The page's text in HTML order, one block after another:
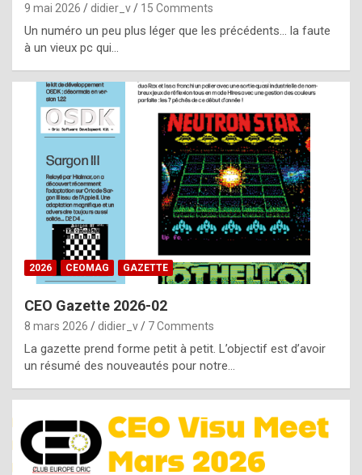
e
f
o
m
m
a
y
b
e
b
y
g
e
n
u
i
n
e
9 mai 2026 didier_v 15 Comments
Un numéro un peu plus léger que les précédents… la faute
à un vieux pc qui…
2026 CEOMAG GAZETTE
CEO Gazette 2026-02
8 mars 2026 didier_v 7 Comments
La gazette prend forme petit à petit. L’objectif est d’avoir
un résumé des nouveautés pour notre…